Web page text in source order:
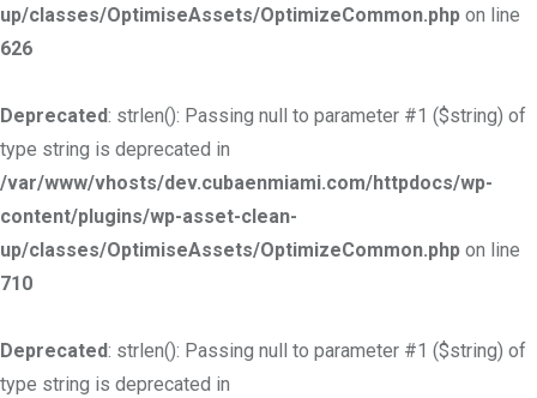
up/classes/OptimiseAssets/OptimizeCommon.php on line
626
Deprecated: strlen(): Passing null to parameter #1 ($string) of
type string is deprecated in
/var/www/vhosts/dev.cubaenmiami.com/httpdocs/wp-
content/plugins/wp-asset-clean-
up/classes/OptimiseAssets/OptimizeCommon.php on line
710
Deprecated: strlen(): Passing null to parameter #1 ($string) of
type string is deprecated in